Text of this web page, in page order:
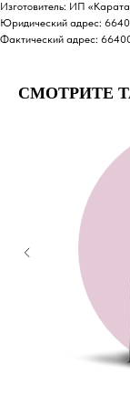
Изготовитель: ИП
Юридический адрес:
Фактический адрес:
СМОТРИТЕ